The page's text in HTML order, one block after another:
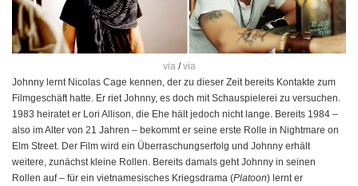
via/via
Johnny lernt Nicolas Cage kennen, der zu dieser Zeit bereits Kontakte zum
Filmgeschäft hatte. Er riet Johnny, es doch mit Schauspielerei zu versuchen.
1983 heiratet er Lori Allison, die Ehe hält jedoch nicht lange. Bereits 1984 –
also im Alter von 21 Jahren – bekommt er seine erste Rolle in Nightmare on
Elm Street. Der Film wird ein Überraschungserfolg und Johnny erhält
weitere, zunächst kleine Rollen. Bereits damals geht Johnny in seinen
Rollen auf – für ein vietnamesisches Kriegsdrama (Platoon) lernt er